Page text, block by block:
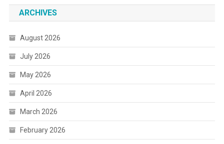
ARCHIVES
August 2026
July 2026
May 2026
April 2026
March 2026
February 2026